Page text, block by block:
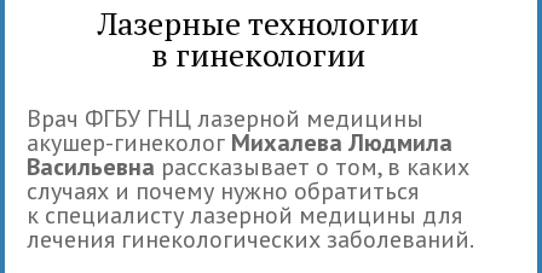
Лазерные технологии
в гинекологии
Врач ФГБУ ГНЦ лазерной медицины
акушер-гинеколог Михалева Людмила
Васильевна рассказывает о том, в каких
случаях и почему нужно обратиться
к специалисту лазерной медицины для
лечения гинекологических заболеваний.